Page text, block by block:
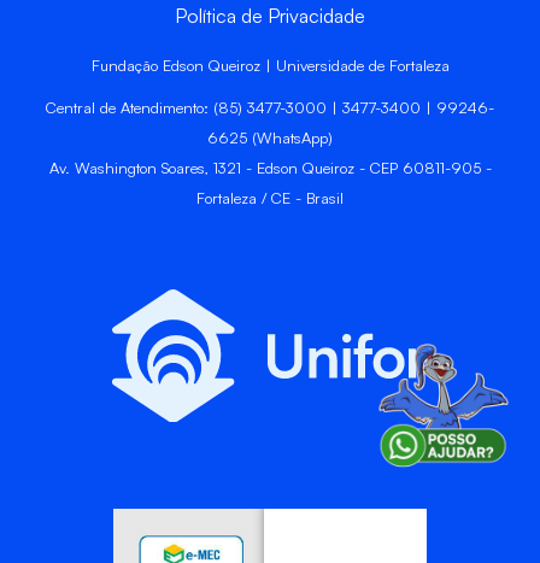
Política de Privacidade
Fundação Edson Queiroz | Universidade de Fortaleza
Central de Atendimento: (85) 3477-3000 | 3477-3400 | 99246-
6625 (WhatsApp)
Av. Washington Soares, 1321 - Edson Queiroz - CEP 60811-905 -
Fortaleza / CE - Brasil